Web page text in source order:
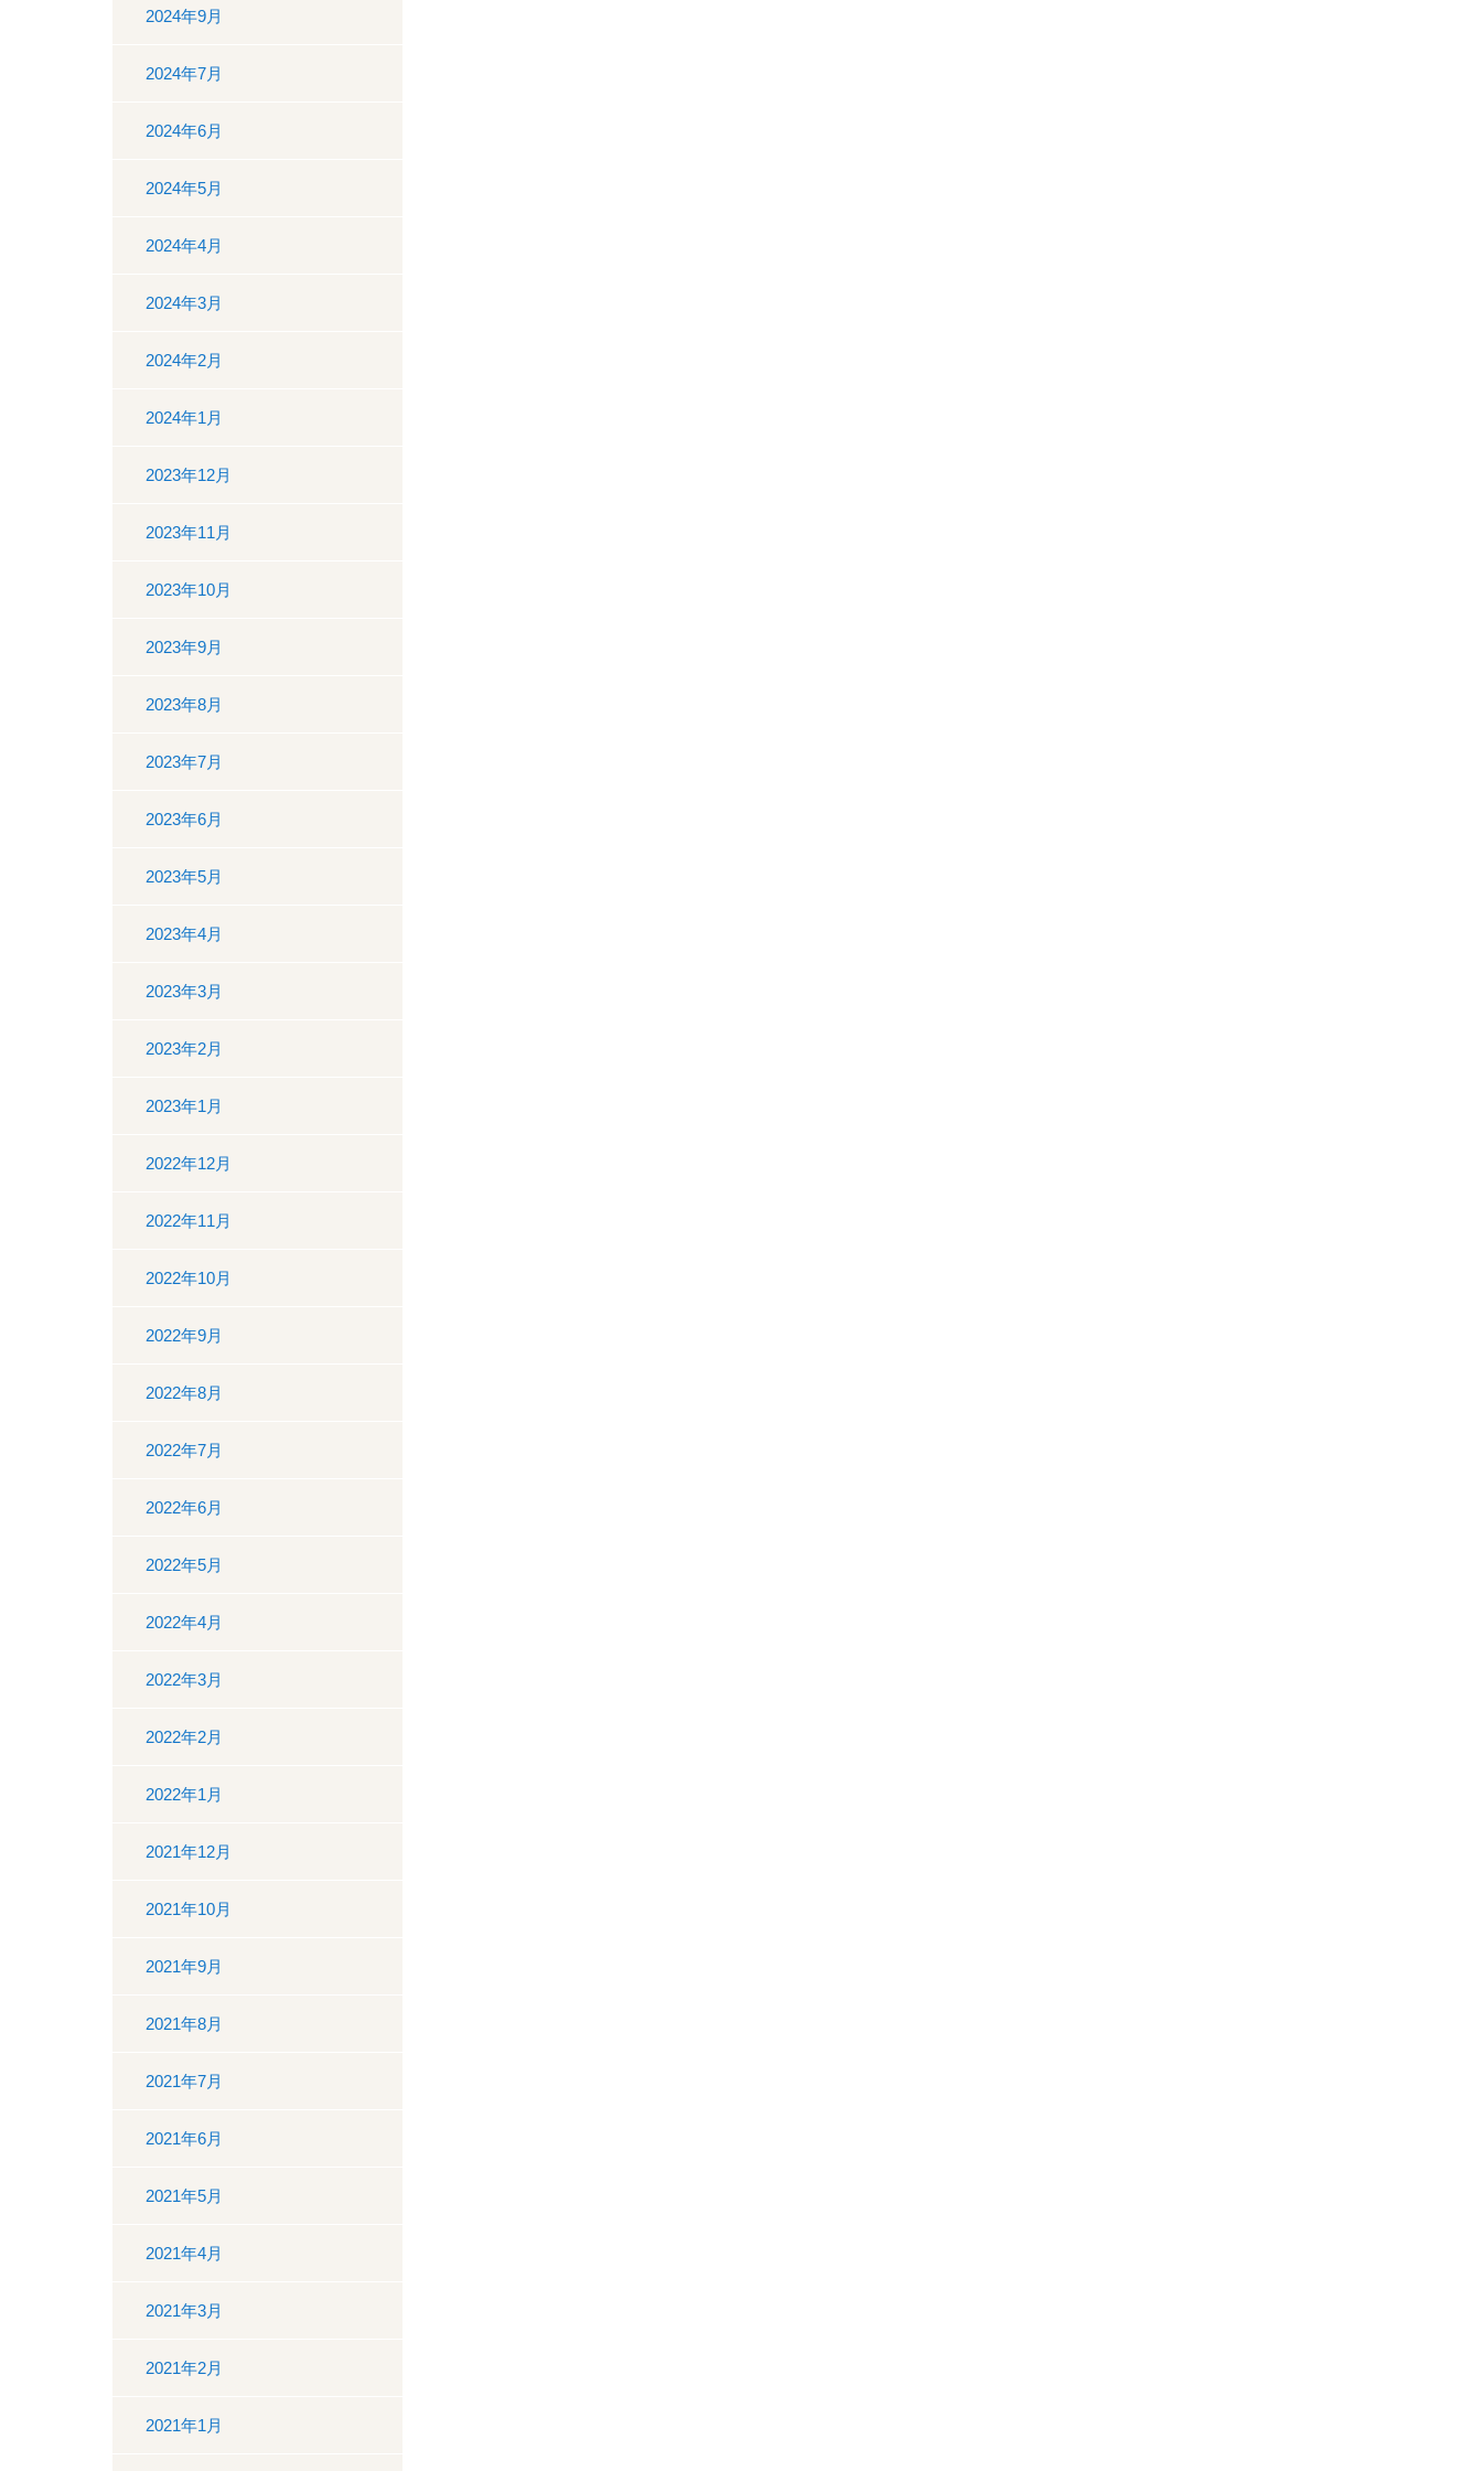
2024年9月
2024年7月
2024年6月
2024年5月
2024年4月
2024年3月
2024年2月
2024年1月
2023年12月
2023年11月
2023年10月
2023年9月
2023年8月
2023年7月
2023年6月
2023年5月
2023年4月
2023年3月
2023年2月
2023年1月
2022年12月
2022年11月
2022年10月
2022年9月
2022年8月
2022年7月
2022年6月
2022年5月
2022年4月
2022年3月
2022年2月
2022年1月
2021年12月
2021年10月
2021年9月
2021年8月
2021年7月
2021年6月
2021年5月
2021年4月
2021年3月
2021年2月
2021年1月